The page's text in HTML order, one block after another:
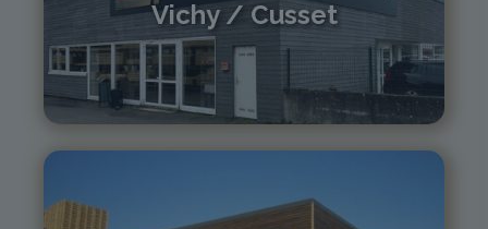
Vichy / Cusset
04 70 97 56 39
cusset@gabriel-sa.fr